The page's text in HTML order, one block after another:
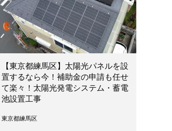
【東京都練馬区】太陽光パネルを設
置するなら今！補助金の申請も任せ
て楽々！太陽光発電システム・蓄電
池設置工事
東京都練馬区